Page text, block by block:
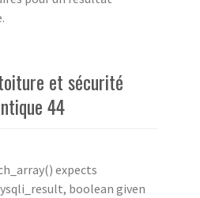
et sécurité
44
expects
boolean given